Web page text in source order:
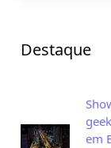
Destaque
em